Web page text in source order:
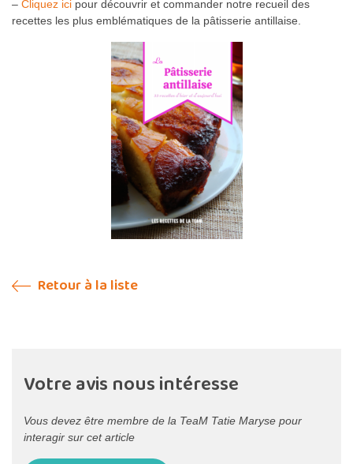
– Cliquez ici pour découvrir et commander notre recueil des
recettes les plus emblématiques de la pâtisserie antillaise.
Retour à la liste
Votre avis nous intéresse
Vous devez être membre de la TeaM Tatie Maryse pour
interagir sur cet article